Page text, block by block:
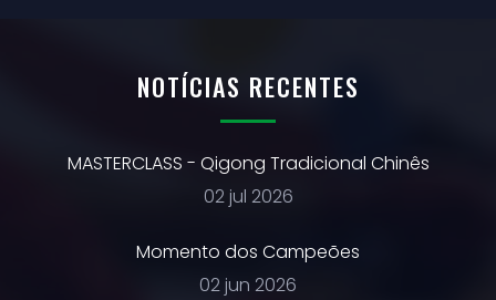
NOTÍCIAS RECENTES
MASTERCLASS - Qigong Tradicional Chinês
02 jul 2026
Momento dos Campeões
02 jun 2026